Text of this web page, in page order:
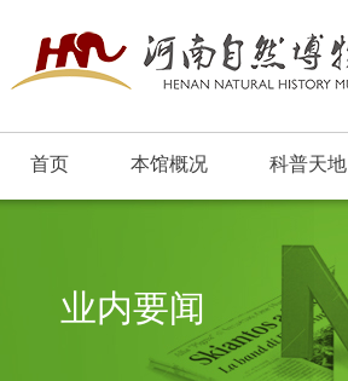
首页 本馆概况 科普天地
业内要闻